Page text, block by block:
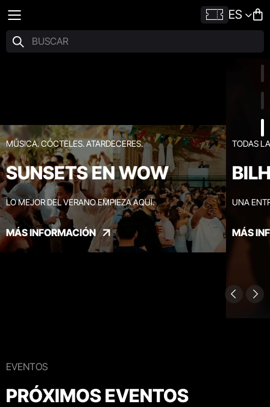
ES
MÚSICA. CÓCTELES. ATARDECERES.
SUNSETS EN WOW
LO MEJOR DEL VERANO EMPIEZA AQUÍ.
MÁS INFORMACIÓN
TODAS
UNA
MÁS
EVENTOS
PRÓXIMOS EVENTOS